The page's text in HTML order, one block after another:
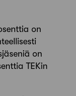
on
on
TEKin